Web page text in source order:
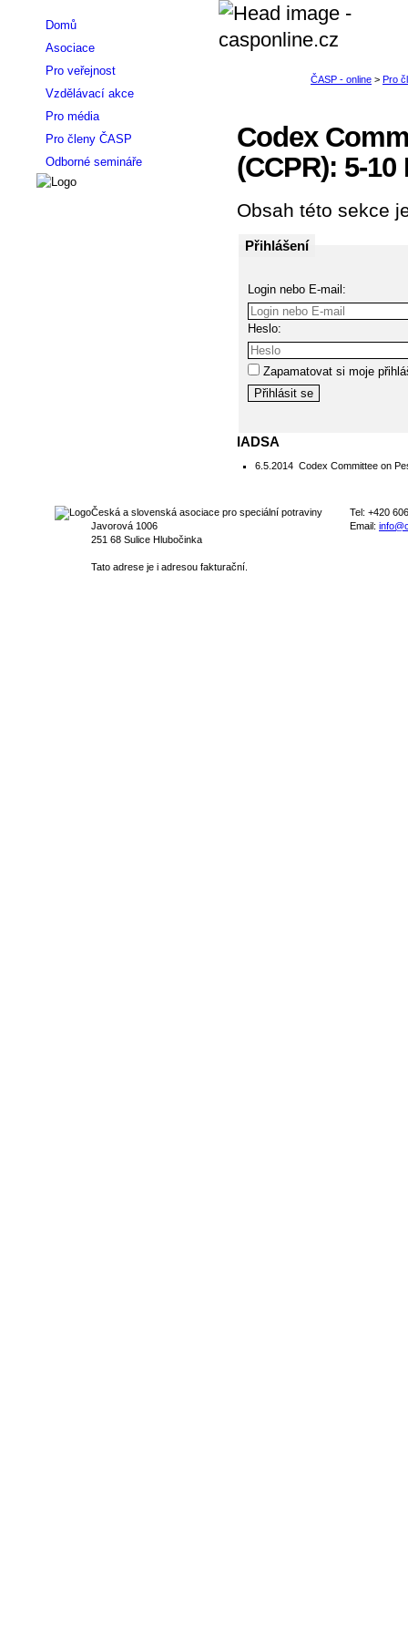
Codex
(CCPR): 5-
Obsah této sekce
Přihlášení
Login nebo E-mail:
Heslo:
Zapamatovat si moje
IADSA
6.5.2014 Codex Committee on
Domů
Asociace
Pro veřejnost
Vzdělávací akce
Pro média
Pro členy ČASP
Odborné semináře
Česká a slovenská asociace pro speciální potraviny
Javorová 1006
251 68 Sulice Hlubočinka
Tato adrese je i adresou fakturační.
Tel: +420
Email: